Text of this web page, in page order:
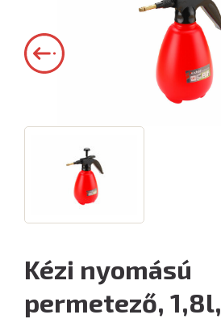
Kézi nyomású
permetező, 1,8l,